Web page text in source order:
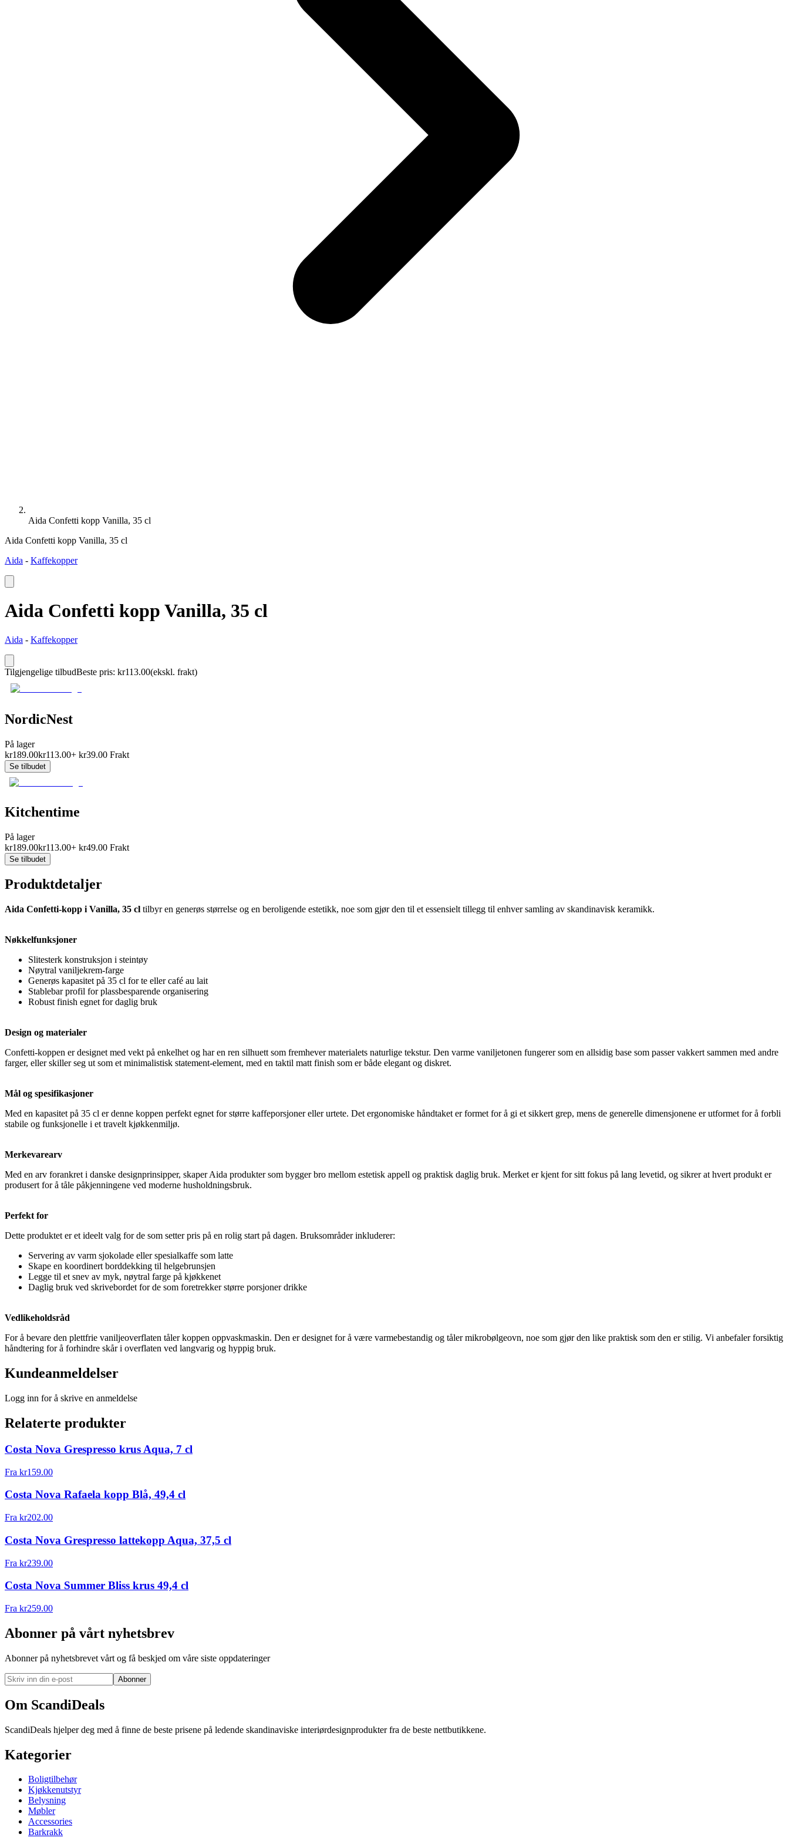
Aida Confetti kopp Vanilla, 35 cl
Aida Confetti kopp Vanilla, 35 cl
Aida - Kaffekopper
Aida Confetti kopp Vanilla, 35 cl
Aida - Kaffekopper
Tilgjengelige tilbudBeste pris: kr113.00(ekskl. frakt)
NordicNest
På lager
kr189.00kr113.00+ kr39.00 Frakt
Se tilbudet
Kitchentime
På lager
kr189.00kr113.00+ kr49.00 Frakt
Se tilbudet
Produktdetaljer
Aida Confetti-kopp i Vanilla, 35 cl tilbyr en generøs størrelse og en beroligende estetikk, noe som gjør den til et essensielt tillegg til enhver samling av skandinavisk keramikk.
Nøkkelfunksjoner
Slitesterk konstruksjon i steintøy
Nøytral vaniljekrem-farge
Generøs kapasitet på 35 cl for te eller café au lait
Stablebar profil for plassbesparende organisering
Robust finish egnet for daglig bruk
Design og materialer
Confetti-koppen er designet med vekt på enkelhet og har en ren silhuett som fremhever materialets naturlige tekstur. Den varme vaniljetonen fungerer som en allsidig base som passer vakkert sammen med andre
farger, eller skiller seg ut som et minimalistisk statement-element, med en taktil matt finish som er både elegant og diskret.
Mål og spesifikasjoner
Med en kapasitet på 35 cl er denne koppen perfekt egnet for større kaffeporsjoner eller urtete. Det ergonomiske håndtaket er formet for å gi et sikkert grep, mens de generelle dimensjonene er utformet for å forbli
stabile og funksjonelle i et travelt kjøkkenmiljø.
Merkevarearv
Med en arv forankret i danske designprinsipper, skaper Aida produkter som bygger bro mellom estetisk appell og praktisk daglig bruk. Merket er kjent for sitt fokus på lang levetid, og sikrer at hvert produkt er
produsert for å tåle påkjenningene ved moderne husholdningsbruk.
Perfekt for
Dette produktet er et ideelt valg for de som setter pris på en rolig start på dagen. Bruksområder inkluderer:
Servering av varm sjokolade eller spesialkaffe som latte
Skape en koordinert borddekking til helgebrunsjen
Legge til et snev av myk, nøytral farge på kjøkkenet
Daglig bruk ved skrivebordet for de som foretrekker større porsjoner drikke
Vedlikeholdsråd
For å bevare den plettfrie vaniljeoverflaten tåler koppen oppvaskmaskin. Den er designet for å være varmebestandig og tåler mikrobølgeovn, noe som gjør den like praktisk som den er stilig. Vi anbefaler forsiktig
håndtering for å forhindre skår i overflaten ved langvarig og hyppig bruk.
Kundeanmeldelser
Logg inn for å skrive en anmeldelse
Relaterte produkter
Costa Nova Grespresso krus Aqua, 7 cl
Fra kr159.00
Costa Nova Rafaela kopp Blå, 49,4 cl
Fra kr202.00
Costa Nova Grespresso lattekopp Aqua, 37,5 cl
Fra kr239.00
Costa Nova Summer Bliss krus 49,4 cl
Fra kr259.00
Abonner på vårt nyhetsbrev
Abonner på nyhetsbrevet vårt og få beskjed om våre siste oppdateringer
Abonner
Om ScandiDeals
ScandiDeals hjelper deg med å finne de beste prisene på ledende skandinaviske interiørdesignprodukter fra de beste nettbutikkene.
Kategorier
Boligtilbehør
Kjøkkenutstyr
Belysning
Møbler
Accessories
Barkrakk